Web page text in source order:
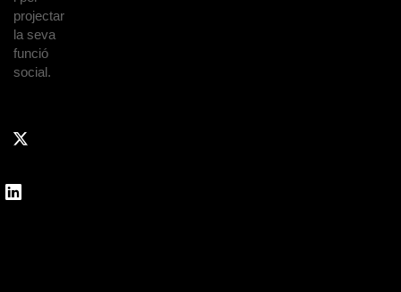
projectar
la seva
funció
social.